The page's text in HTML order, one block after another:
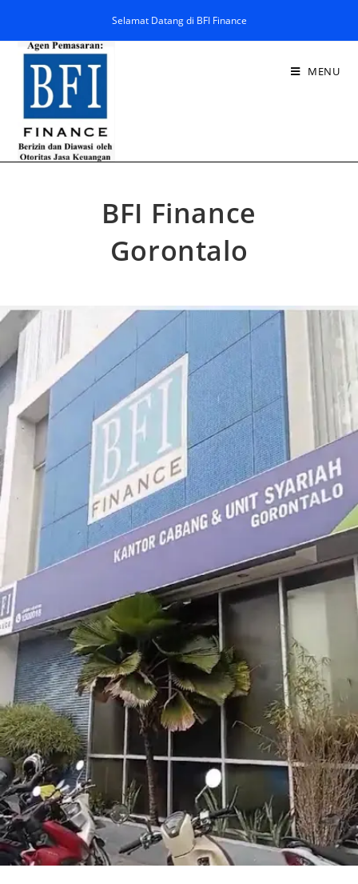
Selamat Datang di BFI Finance
MENU
BFI Finance
Gorontalo